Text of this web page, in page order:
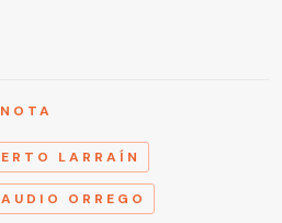
LARRAÍN
ORREGO